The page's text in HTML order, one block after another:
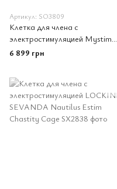
Артикул: SO3809
Клетка для члена с
электростимуляцией Mystim
Pubic Enemy No 1 - Gold Edition
6 899 грн